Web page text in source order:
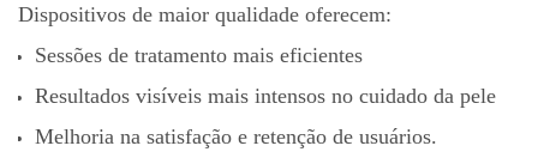
Dispositivos de maior qualidade oferecem:
Sessões de tratamento mais eficientes
Resultados visíveis mais intensos no cuidado da pele
Melhoria na satisfação e retenção de usuários.